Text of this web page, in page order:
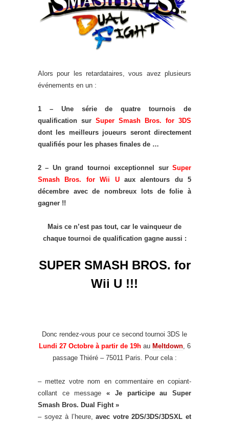
Alors pour les retardataires, vous avez plusieurs
événements en un :
1 – Une série de quatre tournois de
qualification sur Super Smash Bros. for 3DS
dont les meilleurs joueurs seront directement
qualifiés pour les phases finales de …
2 – Un grand tournoi exceptionnel sur Super
Smash Bros. for Wii Uaux alentours du 5
décembre avec de nombreux lots de folie à
gagner !!
Mais ce n’est pas tout, car le vainqueur de
chaque tournoi de qualification gagne aussi :
SUPER SMASH BROS. for
Wii U !!!
Donc rendez-vous pour ce second tournoi 3DS le
Lundi 27 Octobre à partir de 19hau Meltdown, 6
passage Thiéré – 75011 Paris. Pour cela :
– mettez votre nom en commentaire en copiant-
collant ce message« Je participe au Super
Smash Bros. Dual Fight »
– soyez à l’heure,avec votre 2DS/3DS/3DSXL et